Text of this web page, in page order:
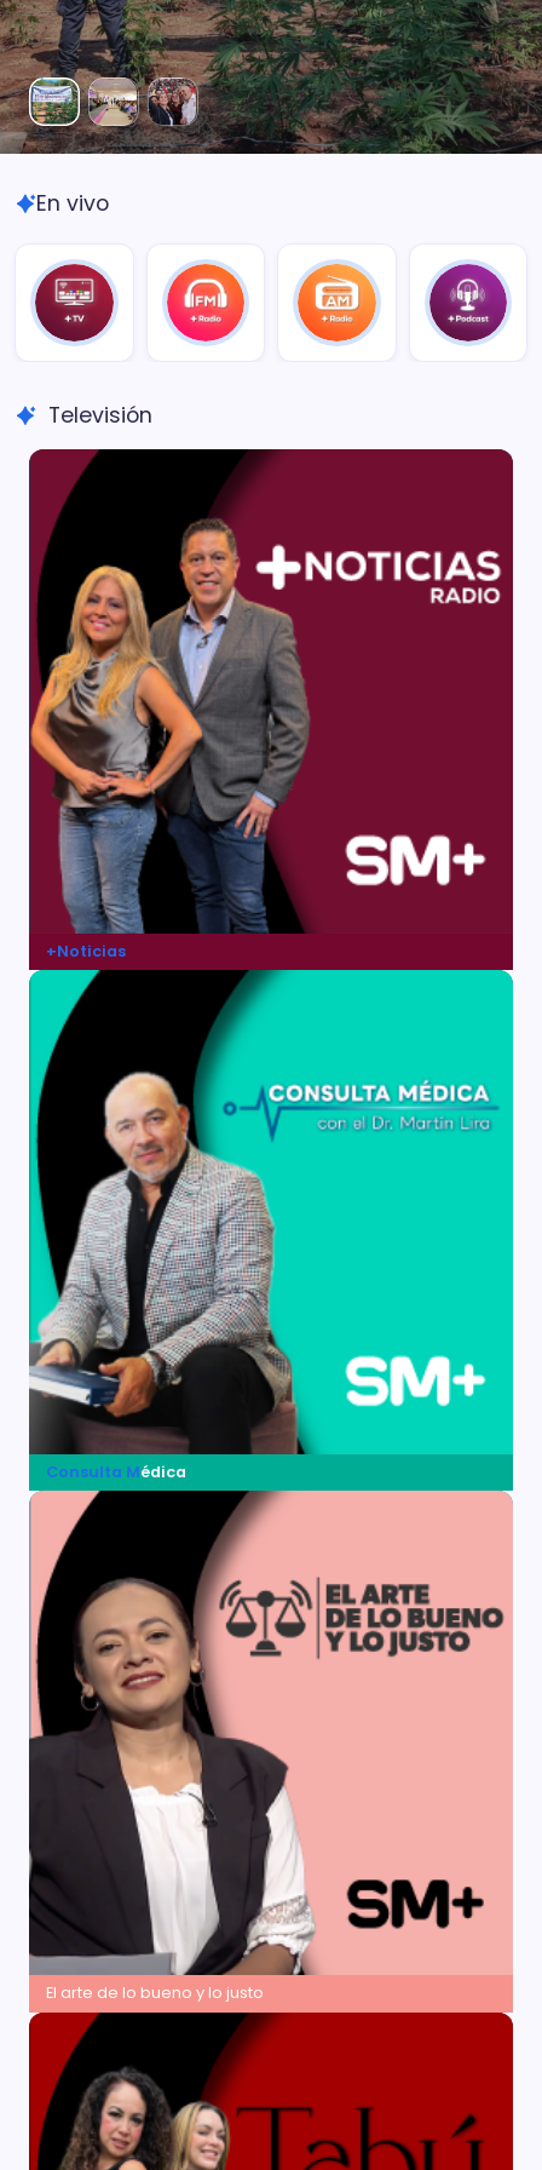
En vivo
Televisión
+Noticias
Consulta Médica
El arte de lo bueno y lo justo